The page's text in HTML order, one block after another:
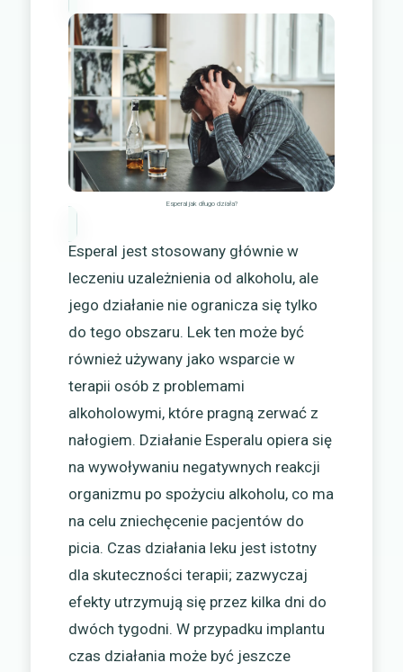
Esperal jak długo działa?
Esperal jest stosowany głównie w
leczeniu uzależnienia od alkoholu, ale
jego działanie nie ogranicza się tylko
do tego obszaru. Lek ten może być
również używany jako wsparcie w
terapii osób z problemami
alkoholowymi, które pragną zerwać z
nałogiem. Działanie Esperalu opiera się
na wywoływaniu negatywnych reakcji
organizmu po spożyciu alkoholu, co ma
na celu zniechęcenie pacjentów do
picia. Czas działania leku jest istotny
dla skuteczności terapii; zazwyczaj
efekty utrzymują się przez kilka dni do
dwóch tygodni. W przypadku implantu
czas działania może być jeszcze